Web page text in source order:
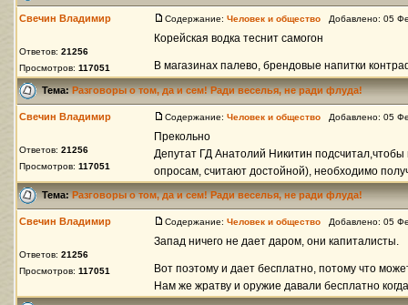
Свечин Владимир
Ответов: 21256
Просмотров: 117051
Содержание: Человек и общество Добавлено: 05
Корейская водка теснит самогон
В магазинах палево, брендовые напитки
Тема:Разговоры о том, да и сем! Ради веселья, не ради флуда!
Свечин Владимир
Ответов: 21256
Просмотров: 117051
Содержание: Человек и общество Добавлено: 05
Прекольно
Депутат ГД Анатолий Никитин
опросам, считают достойной), необходимо
Тема:Разговоры о том, да и сем! Ради веселья, не ради флуда!
Свечин Владимир
Ответов: 21256
Просмотров: 117051
Содержание: Человек и общество Добавлено: 05
Запад ничего не дает даром, они капиталисты.
Вот поэтому и дает бесплатно, потому что
Нам же жратву и оружие давали бесплатно